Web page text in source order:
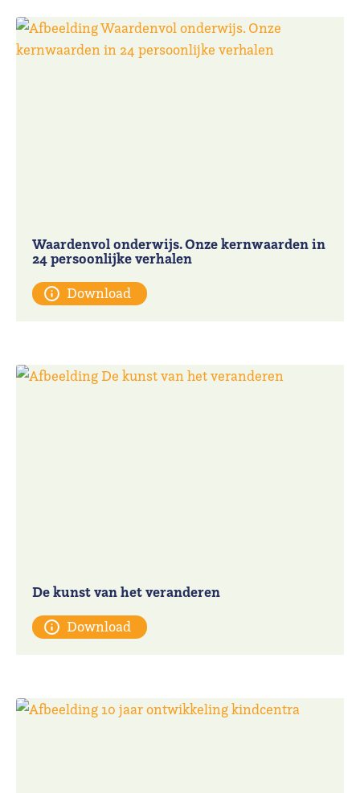
Waardenvol onderwijs. Onze kernwaarden in
24 persoonlijke verhalen
Download
De kunst van het veranderen
Download